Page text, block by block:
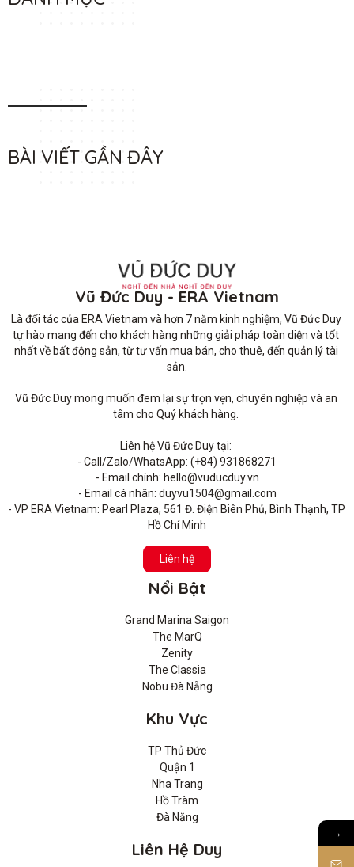
BÀI VIẾT GẦN ĐÂY
Vũ Đức Duy - ERA Vietnam
Là đối tác của ERA Vietnam và hơn 7 năm kinh nghiệm, Vũ Đức Duy
tự hào mang đến cho khách hàng những giải pháp toàn diện và tốt
nhất về bất động sản, từ tư vấn mua bán, cho thuê, đến quản lý tài
sản.
Vũ Đức Duy mong muốn đem lại sự trọn vẹn, chuyên nghiệp và an
tâm cho Quý khách hàng.
Liên hệ Vũ Đức Duy tại:
- Call/Zalo/WhatsApp: (+84) 931868271
- Email chính: hello@vuducduy.vn
- Email cá nhân: duyvu1504@gmail.com
- VP ERA Vietnam: Pearl Plaza, 561 Đ. Điện Biên Phủ, Bình Thạnh, TP
Hồ Chí Minh
Liên hệ
Nổi Bật
Grand Marina Saigon
The MarQ
Zenity
The Classia
Nobu Đà Nẵng
Khu Vực
TP Thủ Đức
Quận 1
Nha Trang
Hồ Tràm
Đà Nẵng
Liên Hệ Duy
→